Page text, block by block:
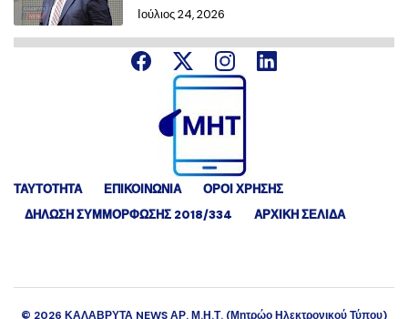
Ιούλιος 24, 2026
ΤΑΥΤΟΤΗΤΑ ΕΠΙΚΟΙΝΩΝΙΑ
ΟΡΟΙ ΧΡΗΣΗΣ
ΔΉΛΩΣΗ ΣΥΜΜΌΡΦΩΣΗΣ 2018/334
ΑΡΧΙΚΗ ΣΕΛΙΔΑ
© 2026 ΚΑΛΑΒΡΥΤΑ NEWS ΑΡ. Μ.Η.Τ. (Μητρώο Ηλεκτρονικού Τύπου)